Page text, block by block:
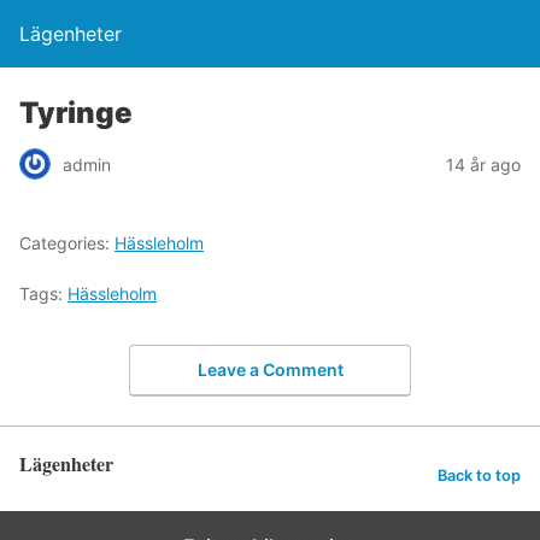
Lägenheter
Tyringe
admin 14 år ago
Categories: Hässleholm
Tags: Hässleholm
Leave a Comment
Lägenheter Back to top